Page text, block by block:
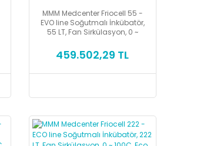
MMM Medcenter Friocell 55 -
EVO line Soğutmalı İnkübatör,
55 LT, Fan Sirkülasyon, 0 ~
Standart Raf
459.502,29 TL